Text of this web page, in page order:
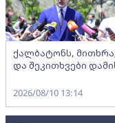
ქალბატონს,
და შეკითხვები
2026/08/10 13:14